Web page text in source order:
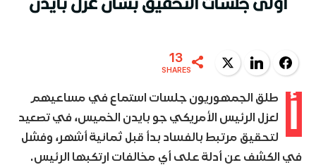
Facebook
LinkedIn
Twitter
13
SHARES
أ
طلق الجمهوريون جلسات استماع في مساعيهم
لعزل الرئيس الأمريكي جو بايدن الخميس، في تصعيد
لتحقيق مرتبط بالفساد بدأ قبل ثمانية أشهر، وفشل
في الكشف عن أدلة على أي مخالفات ارتكبها الرئيس.